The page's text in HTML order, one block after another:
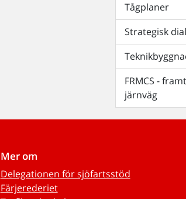
Tågplaner
Strategisk
FRMCS -
järnväg
Mer om
Delegationen för sjöfartsstöd
Färjerederiet